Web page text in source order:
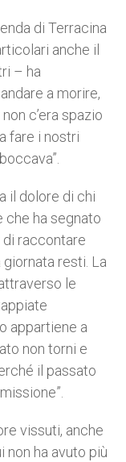
di Terracina
anche il
– ha
a morire,
c’era spazio
fare i nostri
il dolore di chi
che ha segnato
di raccontare
resti. La
le
appartiene a
non torni e
il passato
vissuti, anche
non ha avuto più